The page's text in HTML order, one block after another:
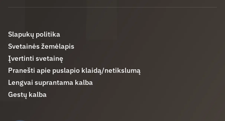
Slapukų politika
Svetainės žemėlapis
Įvertinti svetainę
Pranešti apie puslapio klaidą/netikslumą
Lengvai suprantama kalba
Gestų kalba